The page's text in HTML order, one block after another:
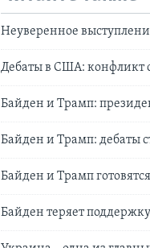
Неуверенное
Дебаты в США: конфликт
Байден и Трамп:
Байден и Трамп: дебаты
Байден и Трамп
Байден теряет